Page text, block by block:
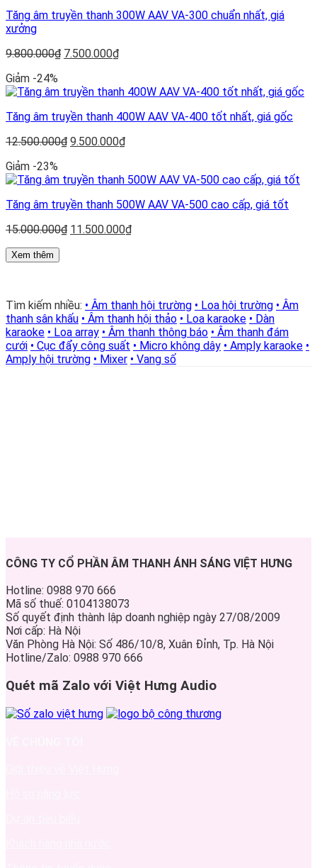
Tăng âm truyền thanh 300W AAV VA-300 chuẩn nhất, giá
xưởng
9.800.000₫ Giá
9.800.000₫.
7.500.000₫Giá
là:
Giảm -24%
Tăng âm truyền thanh 400W AAV VA-400 tốt nhất, giá gốc
12.500.000₫ Giá
12.500.000₫.
9.500.000₫Giá
là:
Giảm -23%
Tăng âm truyền thanh 500W AAV VA-500 cao cấp, giá tốt
15.000.000₫ Giá
11.500.000₫Giá
Xem thêm
Tìm kiếm nhiều: • Âm thanh hội trường • Loa hội trường • Âm
thanh sân khấu • Âm thanh hội thảo • Loa karaoke • Dàn
karaoke • Loa array • Âm thanh thông báo • Âm thanh đám
cưới • Cục đẩy công suất • Micro không dây • Amply karaoke •
Amply hội trường • Mixer • Vang số
CÔNG TY CỔ PHẦN ÂM THANH ÁNH SÁNG VIỆT HƯNG
Hotline: 0988 970 666
Mã số thuế: 0104138073
Số quyết định thành lập doanh nghiệp ngày 27/08/2009
Nơi cấp: Hà Nội
Văn Phòng Hà Nội: Số 486/10/8, Xuân Đỉnh, Tp. Hà Nội
Hotline/Zalo: 0988 970 666
Quét mã Zalo với Việt Hưng Audio